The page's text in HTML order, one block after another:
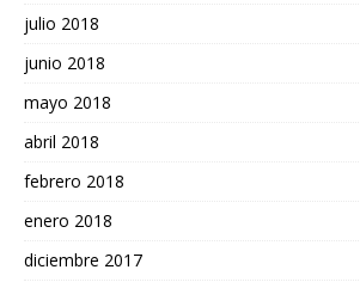
julio 2018
junio 2018
mayo 2018
abril 2018
febrero 2018
enero 2018
diciembre 2017